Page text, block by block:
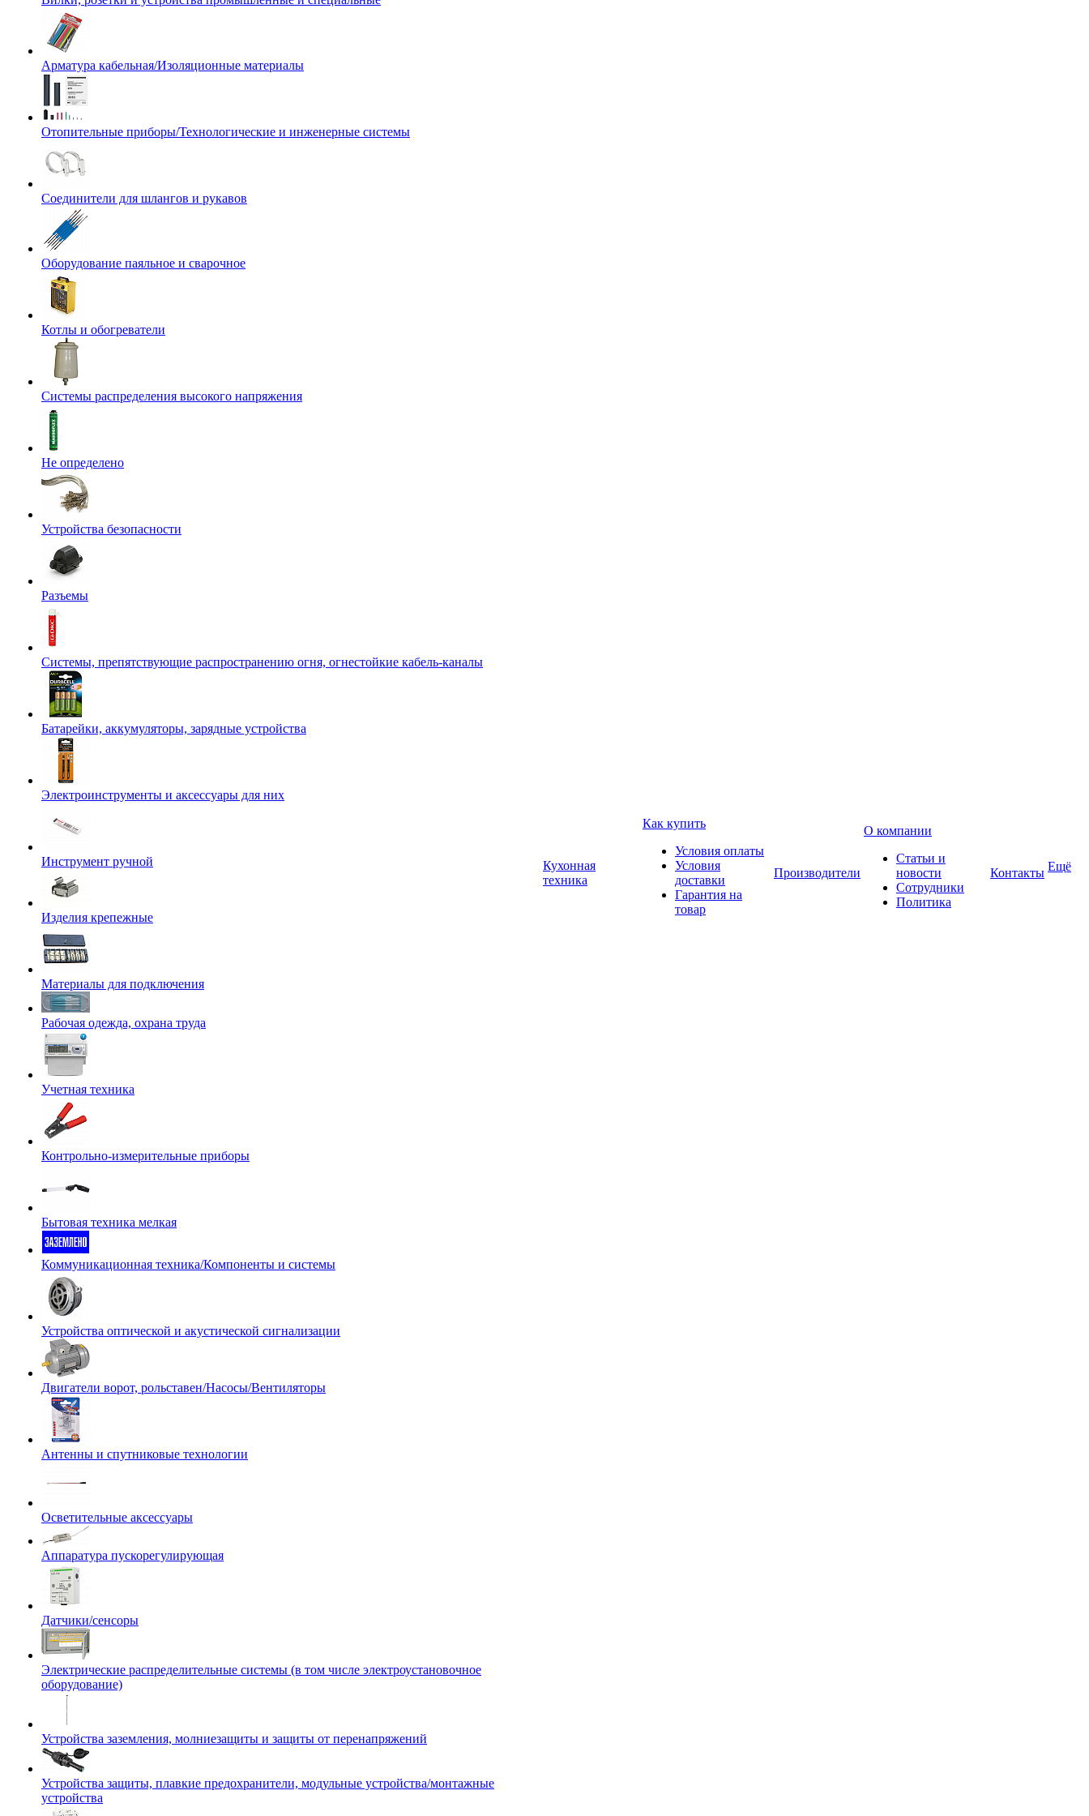
Арматура кабельная/Изоляционные материалы
Отопительные приборы/Технологические и инженерные системы
Соединители для шлангов и рукавов
Оборудование паяльное и сварочное
Котлы и обогреватели
Системы распределения высокого напряжения
Не определено
Устройства безопасности
Разъемы
Системы, препятствующие распространению огня, огнестойкие кабель-каналы
Батарейки, аккумуляторы, зарядные устройства
Электроинструменты и аксессуары для них
Инструмент ручной
Изделия крепежные
Материалы для подключения
Рабочая одежда, охрана труда
Учетная техника
Контрольно-измерительные приборы
Бытовая техника мелкая
Коммуникационная техника/Компоненты и системы
Устройства оптической и акустической сигнализации
Двигатели ворот, рольставен/Насосы/Вентиляторы
Антенны и спутниковые технологии
Осветительные аксессуары
Аппаратура пускорегулирующая
Датчики/сенсоры
Электрические распределительные системы (в том числе электроустановочное
оборудование)
Устройства заземления, молниезащиты и защиты от перенапряжений
Устройства защиты, плавкие предохранители, модульные устройства/монтажные
устройства
Кухонная
техника
Как купить
Условия оплаты
Условия
доставки
Гарантия на
товар
Производители
О компании
Статьи и
новости
Сотрудники
Политика
Контакты Ещё